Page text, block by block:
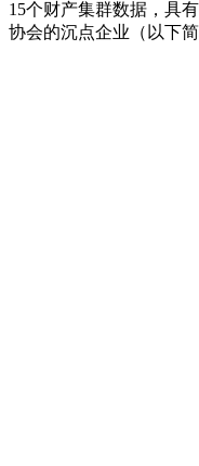
15个财产集群数据，具
协会的沉点企业（以下